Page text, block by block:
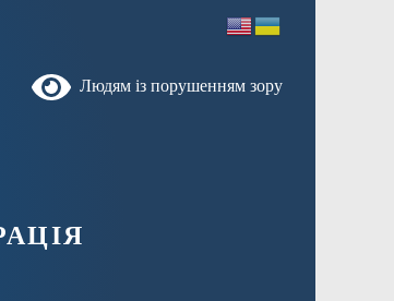
Людям із порушенням зору